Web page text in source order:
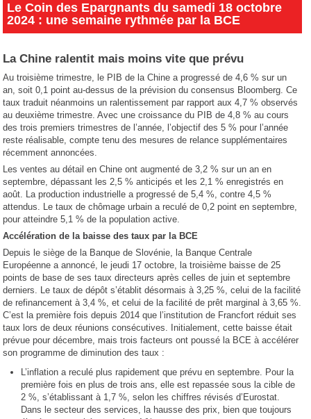
Le Coin des Epargnants du samedi 18 octobre
2024 : une semaine rythmée par la BCE
La Chine ralentit mais moins vite que prévu
Au troisième trimestre, le PIB de la Chine a progressé de 4,6 % sur un
an, soit 0,1 point au-dessus de la prévision du consensus Bloomberg. Ce
taux traduit néanmoins un ralentissement par rapport aux 4,7 % observés
au deuxième trimestre. Avec une croissance du PIB de 4,8 % au cours
des trois premiers trimestres de l’année, l’objectif des 5 % pour l’année
reste réalisable, compte tenu des mesures de relance supplémentaires
récemment annoncées.
Les ventes au détail en Chine ont augmenté de 3,2 % sur un an en
septembre, dépassant les 2,5 % anticipés et les 2,1 % enregistrés en
août. La production industrielle a progressé de 5,4 %, contre 4,5 %
attendus. Le taux de chômage urbain a reculé de 0,2 point en septembre,
pour atteindre 5,1 % de la population active.
Accélération de la baisse des taux par la BCE
Depuis le siège de la Banque de Slovénie, la Banque Centrale
Européenne a annoncé, le jeudi 17 octobre, la troisième baisse de 25
points de base de ses taux directeurs après celles de juin et septembre
derniers. Le taux de dépôt s’établit désormais à 3,25 %, celui de la facilité
de refinancement à 3,4 %, et celui de la facilité de prêt marginal à 3,65 %.
C’est la première fois depuis 2014 que l’institution de Francfort réduit ses
taux lors de deux réunions consécutives. Initialement, cette baisse était
prévue pour décembre, mais trois facteurs ont poussé la BCE à accélérer
son programme de diminution des taux :
L’inflation a reculé plus rapidement que prévu en septembre. Pour la
première fois en plus de trois ans, elle est repassée sous la cible de
2 %, s’établissant à 1,7 %, selon les chiffres révisés d’Eurostat.
Dans le secteur des services, la hausse des prix, bien que toujours